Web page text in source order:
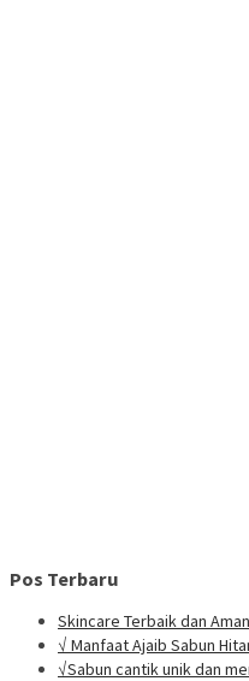
Pos Terbaru
Skincare Terbaik dan
√ Manfaat Ajaib Sabun
√Sabun cantik unik dan